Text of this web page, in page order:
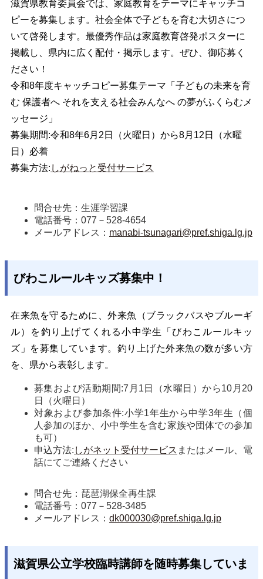
滋賀県教育委員会では、家庭教育をテーマにキャッチコ
ピーを募集します。社会全体で子どもを育む大切さにつ
いて啓発します。最優秀作品は家庭教育啓発ポスターに
掲載し、県内に広く配付・掲示します。ぜひ、御応募く
ださい！
令和8年度キャッチコピー募集テーマ「子どもの未来を育
む 保護者へ それを支える社会みんなへ の夢がふくらむメ
ッセージ」
募集期間:令和8年6月2日（火曜日）から8月12日（水曜
日）必着
募集方法: しがねっと受付サービス
問合せ先：生涯学習課
電話番号：077－528-4654
メールアドレス： manabi-tsunagari@pref.shiga.lg.jp
びわこルールキッズ募集中！
在来魚を守るために、外来魚（ブラックバスやブルーギ
ル）を釣り上げてくれる小中学生「びわこルールキッ
ズ」を募集しています。釣り上げた外来魚の数が多い方
を、県から表彰します。
募集および活動期間:7月1日（水曜日）から10月20
日（火曜日）
対象および参加条件:小学1年生から中学3年生（個
人参加のほか、小中学生を含む家族や団体での参加
も可）
申込方法: しがネット受付サービス またはメール、電
話にてご連絡ください
問合せ先：琵琶湖保全再生課
電話番号：077－528-3485
メールアドレス： dk000030@pref.shiga.lg.jp
滋賀県公立学校臨時講師を随時募集していま